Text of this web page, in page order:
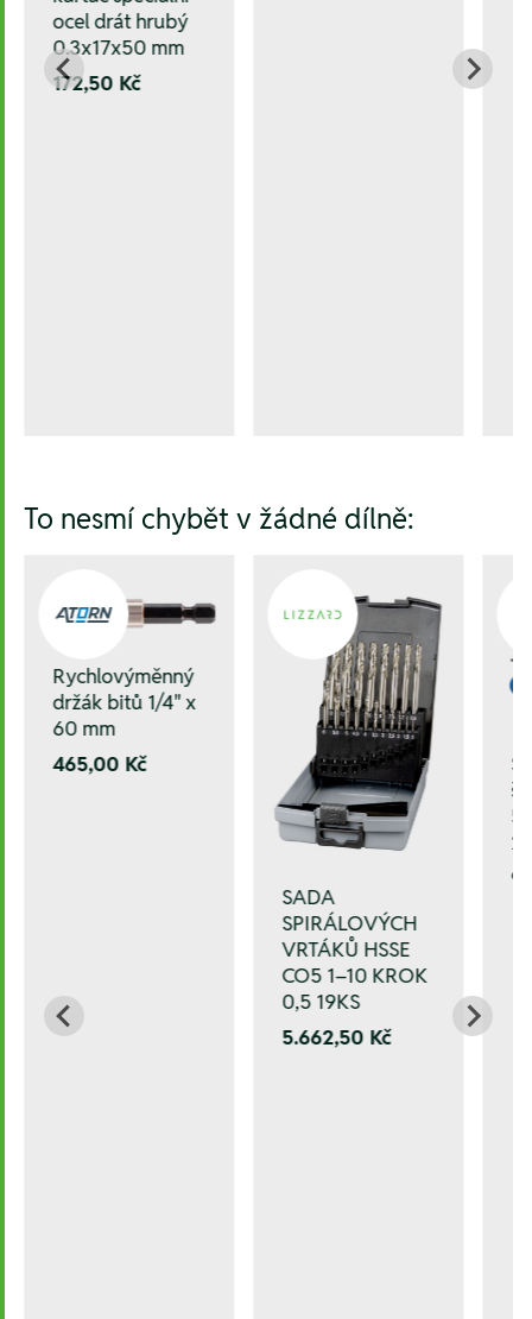
ocel drát hrubý
0.3x17x50 mm
172,50 Kč
To nesmí chybět v žádné dílně:
Rychlovýměnný
držák bitů 1/4" x
60 mm
465,00 Kč
SADA
SPIRÁLOVÝCH
VRTÁKŮ HSSE
CO5 1–10 KROK
0,5 19KS
5.662,50 Kč
5